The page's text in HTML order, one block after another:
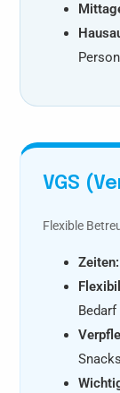
VGS
Flexible
Zeiten:
Bedarf
Snacks